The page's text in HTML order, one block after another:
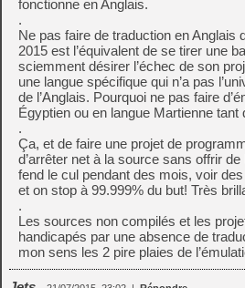
fonctionne en Anglais.
.
Ne pas faire de traduction en Anglais
2015 est l’équivalent de se tirer une
sciemment désirer l’échec de son
une langue spécifique qui n’a pas
de l’Anglais. Pourquoi ne pas faire
Égyptien ou en langue Martienne tant
.
Ça, et de faire une projet de
d’arrêter net à la source sans offrir
fend le cul pendant des mois, voir
et on stop à 99.999% du but! Très
.
Les sources non compilés et les
handicapés par une absence de
mon sens les 2 pire plaies de